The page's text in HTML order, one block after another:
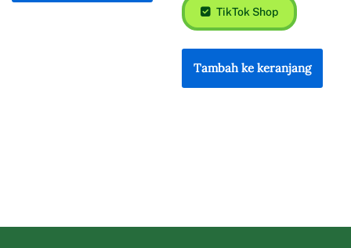
TikTok Shop
Tambah ke keranjang